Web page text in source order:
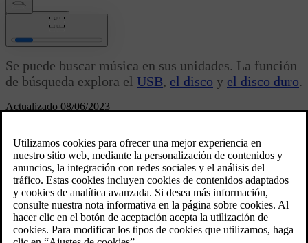
Iniciar sesión
Actualizado 08/06/2023
Búsqueda multimedia
Se puede buscar música en sus unidades. La función
de búsqueda explora el USB, el disco y el disco duro.
Para iniciar la búsqueda, pulseOK/MENUen la vista normal de la
fuente y seleccioneBúsqueda de multimedia .
Función de búsqueda